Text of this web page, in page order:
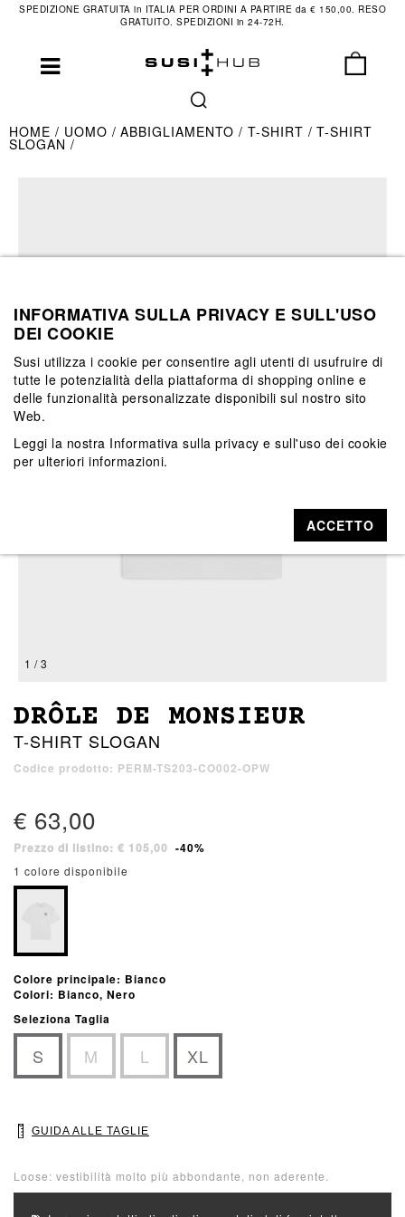
SPEDIZIONE GRATUITA in ITALIA PER ORDINI A PARTIRE da € 150,00. RESO
GRATUITO. SPEDIZIONI in 24-72H.
HOME UOMO ABBIGLIAMENTO T-SHIRT T-SHIRT
SLOGAN
1 / 3
DRÔLE DE MONSIEUR
T-SHIRT SLOGAN
Codice prodotto: PERM-TS203-CO002-OPW
€ 63,00
Prezzo di listino: € 105,00 -40%
1 colore disponibile
Colore principale: Bianco
Colori: Bianco, Nero
Seleziona Taglia
S M L XL
GUIDA ALLE TAGLIE
Loose: vestibilità molto più abbondante, non aderente.
INFORMATIVA SULLA PRIVACY E SULL'USO
DEI COOKIE
Susi utilizza i cookie per consentire agli utenti di usufruire di
tutte le potenzialità della piattaforma di shopping online e
delle funzionalità personalizzate disponibili sul nostro sito
Web.
Leggi la nostra Informativa sulla privacy e sull'uso dei cookie
per ulteriori informazioni.
ACCETTO